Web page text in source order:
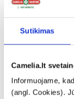
Sutikimas
Camelia.lt
Informuojame,
(angl. Cookies).
Skaityti daugiau